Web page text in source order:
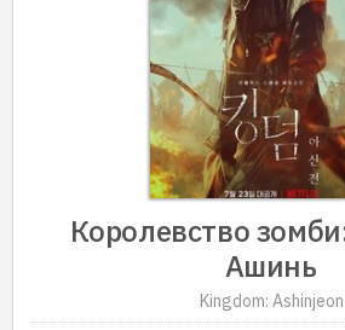
Королевство
Ашинь
Kingdom: Ashinjeon